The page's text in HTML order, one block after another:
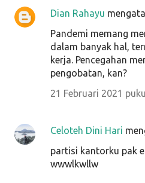
Dian Rahayu
Pandemi memang
dalam banyak hal,
kerja. Pencegahan
pengobatan, kan?
21 Februari 2021
Celoteh Dini Hari
partisi kantorku pak
wwwlkwllw